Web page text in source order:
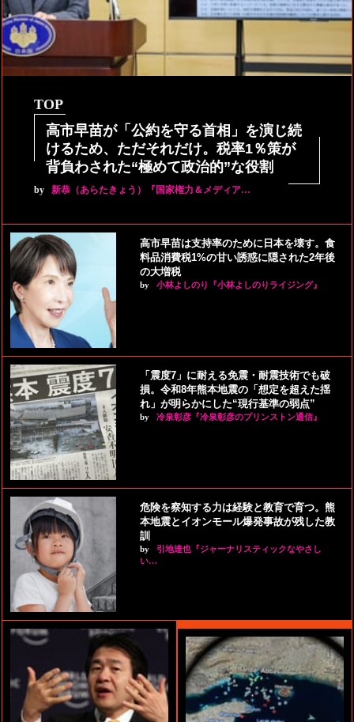
TOP
高市早苗が「公約を守る首相」を演じ続
けるため、ただそれだけ。税率1％策が
背負わされた“極めて政治的”な役割
by 新恭（あらたきょう）『国家権力＆メディア…
高市早苗は支持率のために日本を壊す。食
料品消費税1%の甘い誘惑に隠された2年後
の大増税
by 小林よしのり『小林よしのりライジング』
「震度7」に耐える免震・耐震技術でも破
損。令和8年熊本地震の「想定を超えた揺
れ」が明らかにした“現行基準の弱点”
by 冷泉彰彦『冷泉彰彦のプリンストン通信』
危険を察知する力は経験と教育で育つ。熊
本地震とイオンモール爆発事故が残した教
訓
by
引地達也『ジャーナリスティックなやさし
い…